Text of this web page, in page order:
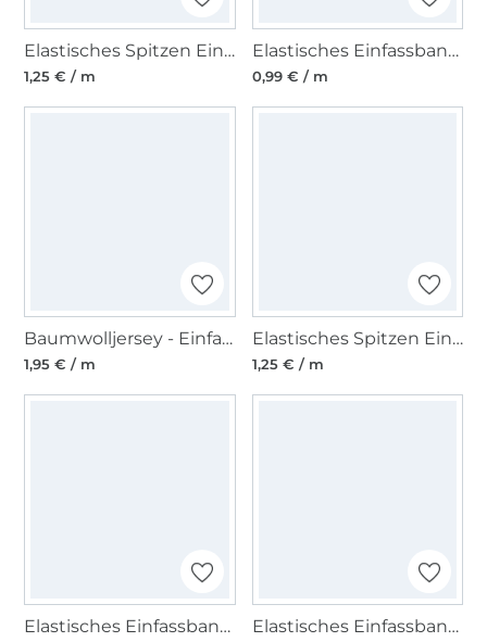
Elastisches Spitzen Einfassband mit Stickerei, ocean 12 mm
1,25 € / m
Elastisches Einfassband, mint 15 mm
0,99 € / m
Baumwolljersey - Einfassband quer, hellblau
1,95 € / m
Elastisches Spitzen Einfassband mit Stickerei wollweiss 12 mm
1,25 € / m
Elastisches Einfassband, rosa 15 mm Elastisches Einfassband, weiss 15 mm